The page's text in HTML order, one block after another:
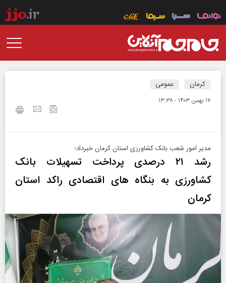
کرمان عمومی
۱۷ بهمن ۱۴۰۳ - ۱۳:۳۸
مدیر امور شعب بانک کشاورزی استان کرمان خبرداد؛
رشد ۲۱ درصدی پرداخت تسهیلات بانک
کشاورزی به بنگاه های اقتصادی راکد استان
کرمان